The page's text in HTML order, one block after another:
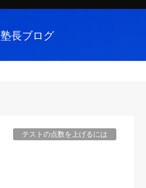
塾長ブログ
テストの点数を上げるには